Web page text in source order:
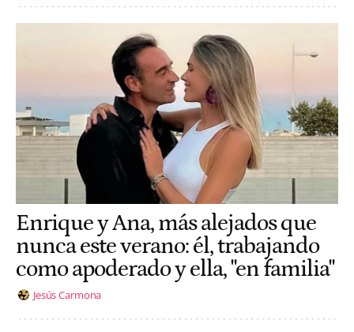
Enrique y Ana, más alejados que
nunca este verano: él, trabajando
como apoderado y ella, "en familia"
Jesús Carmona